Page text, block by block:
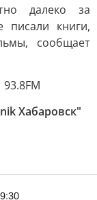
далеко за
писали книги,
сообщает
93.8FM
Хабаровск"